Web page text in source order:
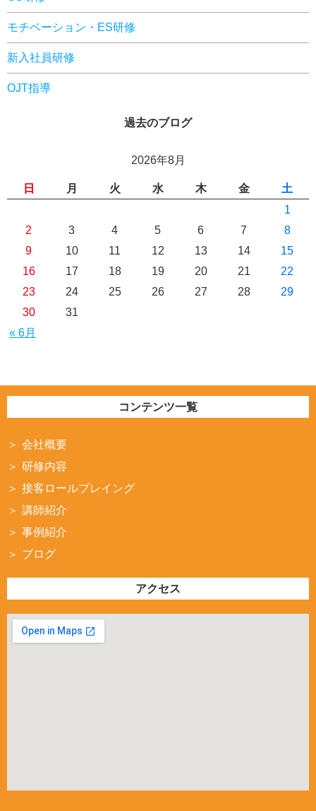
モチベーション・ES研修
新入社員研修
OJT指導
過去のブログ
2026年8月
日 月 火 水 木 金 土
« 6月
1
2
3 4 5 6 7
8
9
10 11 12 13 14
15
16
17 18 19 20 21
22
23
24 25 26 27 28
29
30
31
コンテンツ一覧
会社概要
研修内容
接客ロールプレイング
講師紹介
事例紹介
ブログ
アクセス